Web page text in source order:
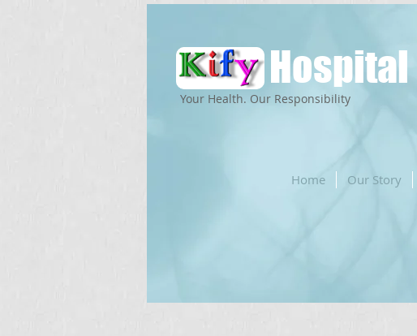
Hospital
Home Our Story
Your Health. Our Responsibility